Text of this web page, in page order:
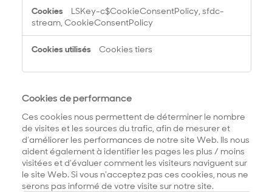
LSKey-c$CookieConsentPolicy, sfdc-
stream, CookieConsentPolicy
Cookies tiers
Cookies de performance
Ces cookies nous permettent de déterminer le nombre
de visites et les sources du trafic, afin de mesurer et
d’améliorer les performances de notre site Web. Ils nous
aident également à identifier les pages les plus / moins
visitées et d’évaluer comment les visiteurs naviguent sur
le site Web. Si vous n'acceptez pas ces cookies, nous ne
serons pas informé de votre visite sur notre site.